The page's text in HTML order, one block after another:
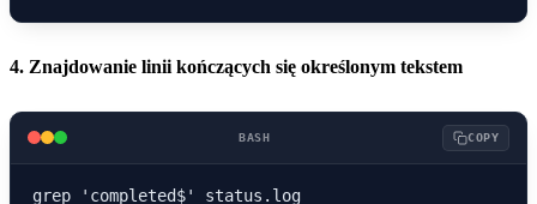
4. Znajdowanie linii kończących się określonym tekstem
BASH COPY